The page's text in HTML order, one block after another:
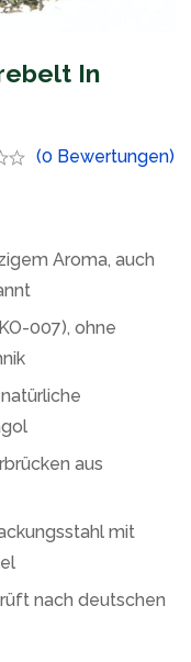
In
(0 Bewertungen)
Aroma, auch
007), ohne
aus
mit
nach deutschen